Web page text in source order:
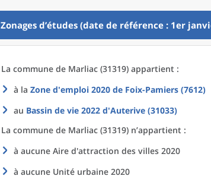
Zonages d’études (date de référence : 1er
La commune de Marliac (31319) appartient :
à la Zone d'emploi 2020 de Foix-Pamiers (7612)
au Bassin de vie 2022 d'Auterive (31033)
La commune de Marliac (31319) n’appartient :
à aucune Aire d'attraction des villes 2020
à aucune Unité urbaine 2020